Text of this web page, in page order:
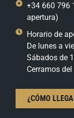
+34 660 796
apertura)
Horario de
De lunes a
Sábados de
Cerramos
¿CÓMO